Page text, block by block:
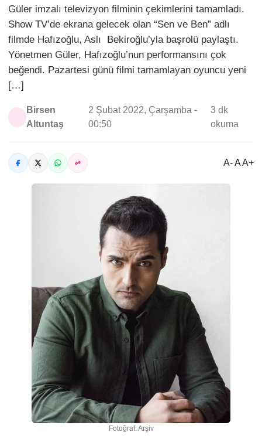
Güler imzalı televizyon filminin çekimlerini tamamladı.
Show TV’de ekrana gelecek olan “Sen ve Ben” adlı
filmde Hafızoğlu, Aslı Bekiroğlu’yla başrolü paylaştı.
Yönetmen Güler, Hafızoğlu’nun performansını çok
beğendi. Pazartesi günü filmi tamamlayan oyuncu yeni
[…]
Birsen
Altuntaş
2 Şubat 2022, Çarşamba -
00:50
3 dk
okuma
A- A A+
Fotoğraf: Arşiv